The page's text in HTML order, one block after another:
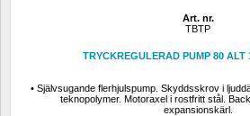
Art. nr.
TBTP
TRYCKREGULERAD PUMP 80 ALT
• Självsugande flerhjulspump. Skyddsskrov i
teknopolymer. Motoraxel i rostfritt stål.
expansionskärl.